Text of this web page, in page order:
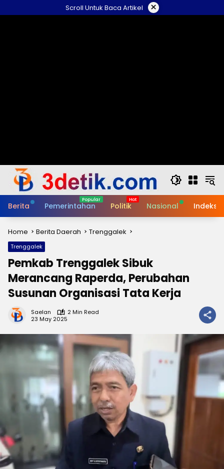
to
Scroll Untuk Baca Artikel ×
Berita Pemerintahan Politik Nasional Indeks
Home Berita Daerah Trenggalek
Trenggalek
Pemkab Trenggalek Sibuk
Merancang Raperda, Perubahan
Susunan Organisasi Tata Kerja
Saelan
2 Min Read
23 May 2025